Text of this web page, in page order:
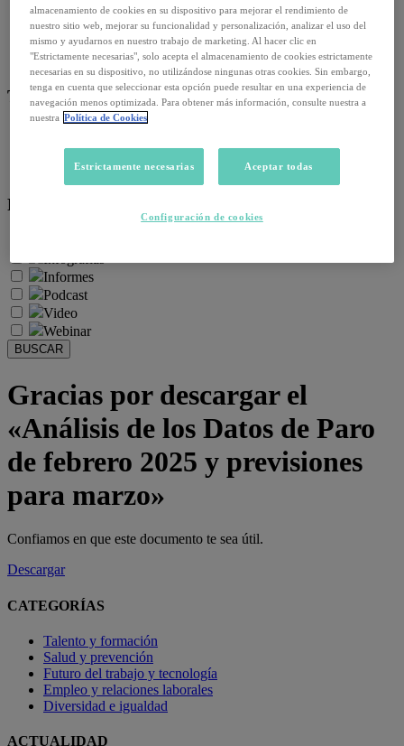
Empleo y relaciones laborales
Futuro del trabajo y tecnología
Salud y prevención
Talento y formación
Temas de actualidad:
Reskilling y upskilling
Salud emocional y post-pandemia
Recursos:
Infografías
Informes
Podcast
Video
Webinar
BUSCAR
Gracias por descargar el
«Análisis de los Datos de Paro
de febrero 2025 y previsiones
para marzo»
Confiamos en que este documento te sea útil.
Descargar
CATEGORÍAS
Talento y formación
Salud y prevención
Futuro del trabajo y tecnología
Empleo y relaciones laborales
Diversidad e igualdad
ACTUALIDAD
almacenamiento de cookies en su dispositivo para mejorar el rendimiento de
nuestro sitio web, mejorar su funcionalidad y personalización, analizar el uso del
mismo y ayudarnos en nuestro trabajo de marketing. Al hacer clic en
"Estrictamente necesarias", solo acepta el almacenamiento de cookies estrictamente
necesarias en su dispositivo, no utilizándose ningunas otras cookies. Sin embargo,
tenga en cuenta que seleccionar esta opción puede resultar en una experiencia de
navegación menos optimizada. Para obtener más información, consulte nuestra a
nuestra Política de Cookies
Estrictamente necesarias Aceptar todas
Configuración de cookies